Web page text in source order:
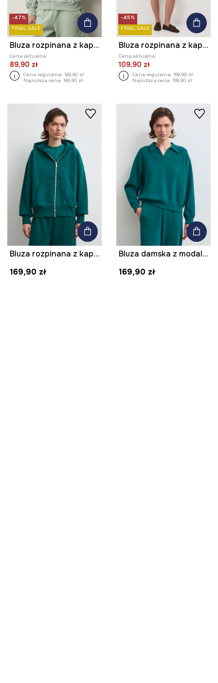
-47%
FINAL SALE
Bluza rozpinana z kapturem damska
Cena aktualna:
89,90 zł
Cena regularna: 169,90 zł
Najniższa cena: 169,90 zł
-45%
FINAL SALE
Bluza rozpinana z kapturem damska bawełniana
Cena aktualna:
109,90 zł
Cena regularna: 199,90 zł
Najniższa cena: 199,90 zł
Bluza rozpinana z kapturem damska z bawełną gładka
169,90 zł
Bluza damska z modalem gładka
169,90 zł